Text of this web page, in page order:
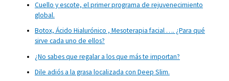
Cuello y escote, el primer programa de rejuvenecimiento
global.
Botox, Ácido Hialurónico , Mesoterapia facial …. ¿Para qué
sirve cada uno de ellos?
¿No sabes que regalar a los que más te importan?
Dile adiós a la grasa localizada con Deep Slim.